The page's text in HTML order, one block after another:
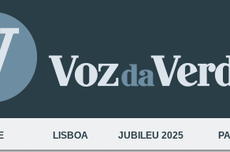
LISBOA JUBILEU 2025